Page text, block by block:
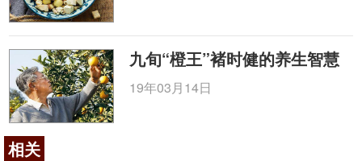
九旬“橙王”褚时健的养生智慧
19年03月14日
相关